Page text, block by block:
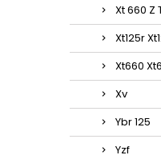
Xt 660 Z
Xt125r
Xt660
Xv
Ybr 125
Yzf